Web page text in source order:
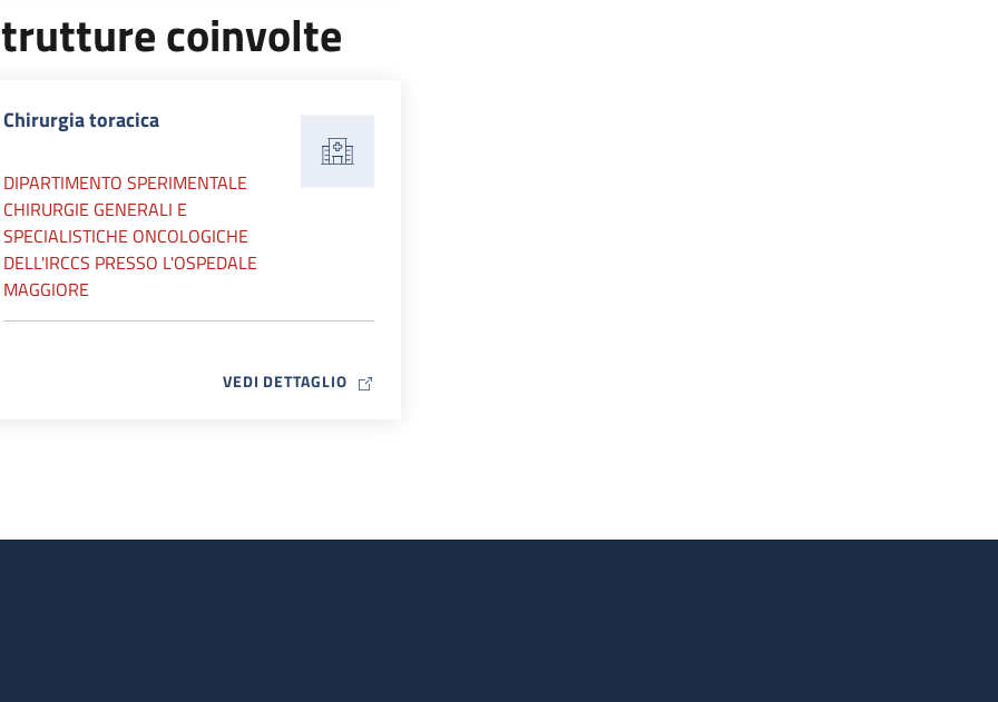
coinvolte
Chirurgia toracica
DIPARTIMENTO SPERIMENTALE
CHIRURGIE GENERALI E
SPECIALISTICHE ONCOLOGICHE
DELL'IRCCS PRESSO L'OSPEDALE
MAGGIORE
VEDI DETTAGLIOMAP ICON